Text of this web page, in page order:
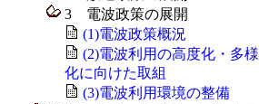
3 電波政策の展開
(1)電波政策概況
(2)電波利用の高度化・多様
化に向けた取組
(3)電波利用環境の整備